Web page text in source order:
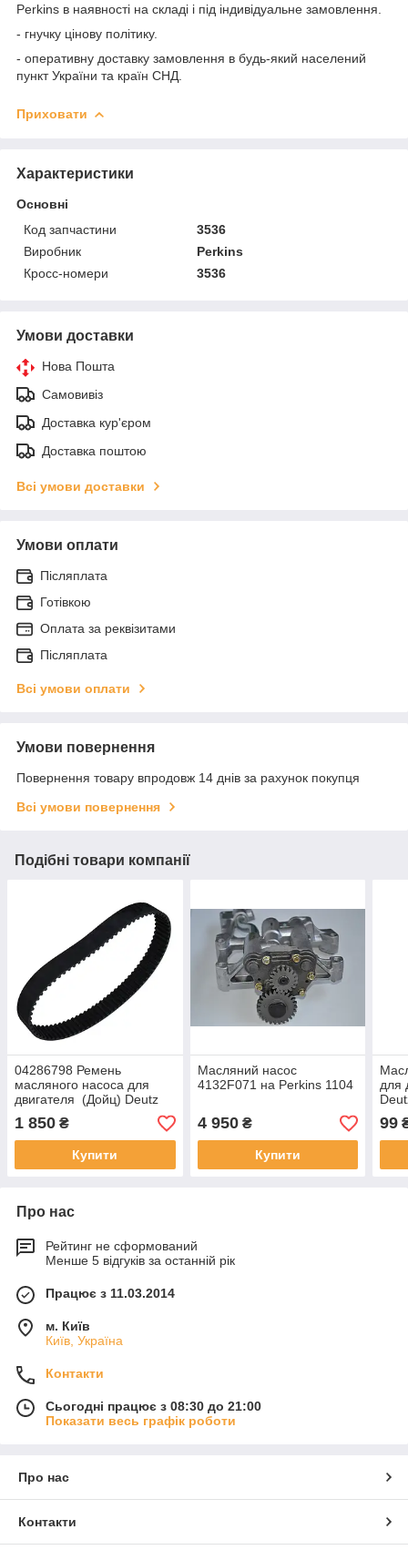
Perkins в наявності на складі і під індивідуальне замовлення.
- гнучку цінову політику.
- оперативну доставку замовлення в будь-який населений
пункт України та країн СНД.
Приховати
Характеристики
Основні
Код запчастини
3536
Виробник
Perkins
Кросс-номери
3536
Умови доставки
Нова Пошта
Самовивіз
Доставка кур'єром
Доставка поштою
Всі умови доставки
Умови оплати
Післяплата
Готівкою
Оплата за реквізитами
Післяплата
Всі умови оплати
Умови повернення
Повернення товару впродовж 14 днів за рахунок покупця
Всі умови повернення
Подібні товари компанії
04286798 Ремень
масляного насоса для
двигателя (Дойц) Deutz
BF4m1011
1 850 ₴
Купити
Масляний насос
4132F071 на Perkins 1104
4 950₴
Купити
для
99
Про нас
Рейтинг не сформований
Менше 5 відгуків за останній рік
Працює з 11.03.2014
м. Київ
Київ, Україна
Контакти
Сьогодні працює з 08:30 до 21:00
Показати весь графік роботи
Про нас
Контакти